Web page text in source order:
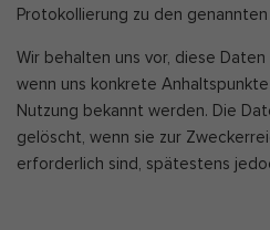
Protokollierung zu den
Wir behalten uns vor, diese
wenn uns konkrete
Nutzung bekannt werden. Die
gelöscht, wenn sie zur
erforderlich sind, spätestens